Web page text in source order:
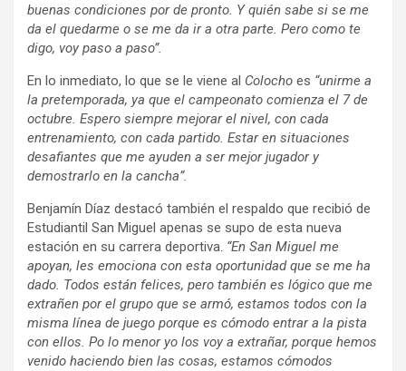
buenas condiciones por de pronto. Y quién sabe si se me
da el quedarme o se me da ir a otra parte. Pero como te
digo, voy paso a paso”.
En lo inmediato, lo que se le viene al Colocho es “unirme a
la pretemporada, ya que el campeonato comienza el 7 de
octubre. Espero siempre mejorar el nivel, con cada
entrenamiento, con cada partido. Estar en situaciones
desafiantes que me ayuden a ser mejor jugador y
demostrarlo en la cancha”.
Benjamín Díaz destacó también el respaldo que recibió de
Estudiantil San Miguel apenas se supo de esta nueva
estación en su carrera deportiva. “En San Miguel me
apoyan, les emociona con esta oportunidad que se me ha
dado. Todos están felices, pero también es lógico que me
extrañen por el grupo que se armó, estamos todos con la
misma línea de juego porque es cómodo entrar a la pista
con ellos. Po lo menor yo los voy a extrañar, porque hemos
venido haciendo bien las cosas, estamos cómodos